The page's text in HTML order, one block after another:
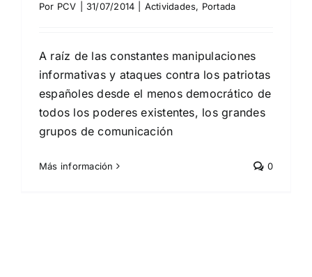
Por PCV 31/07/2014 Actividades, Portada
A raíz de las constantes manipulaciones
informativas y ataques contra los patriotas
españoles desde el menos democrático de
todos los poderes existentes, los grandes
grupos de comunicación
Más información 0